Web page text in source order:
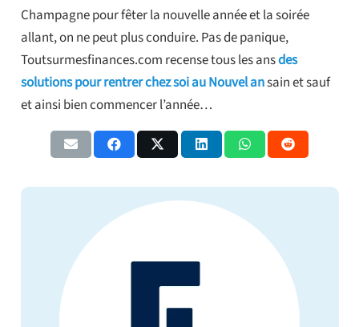
Champagne pour fêter la nouvelle année et la soirée
allant, on ne peut plus conduire. Pas de panique,
Toutsurmesfinances.com recense tous les ansdes
solutions pour rentrer chez soi au Nouvel ansain et sauf
et ainsi bien commencer l’année…